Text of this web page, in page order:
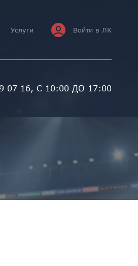
Услуги Войти в ЛК
07 16, С 10:00 ДО 17:00